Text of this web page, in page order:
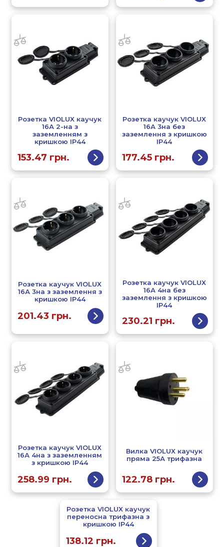
Розетка VIOLUX каучук
16А 2-на з
заземленням з
кришкою IP44
153.47 грн.
Розетка каучук VIOLUX
16А 3на без
заземлення з кришкою
IP44
177.45 грн.
Розетка каучук VIOLUX
16А 3на з заземлення з
кришкою IP44
201.43 грн.
Розетка каучук VIOLUX
16А 4на без
заземлення з кришкою
IP44
230.21 грн.
Розетка каучук VIOLUX
16А 4на з заземленням
з кришкою IP44
258.99 грн.
Вилка VIOLUX каучук
пряма 25А трифазна
122.78 грн.
Розетка VIOLUX каучук
переносна трифазна з
кришкою IP44
138.12 грн.